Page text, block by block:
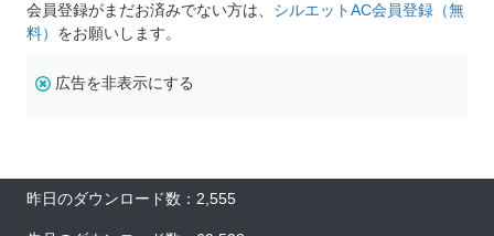
会員登録がまだお済みでない方は、 シルエットAC会員登録（無
料） をお願いします。
広告を非表示にする
昨日のダウンロード数：2,555